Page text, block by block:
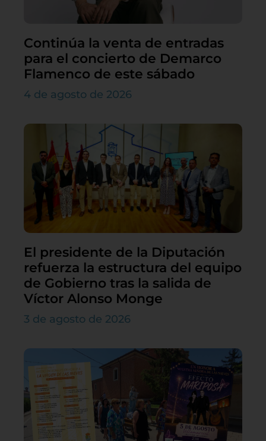
Continúa la venta de entradas
para el concierto de Demarco
Flamenco de este sábado
4 de agosto de 2026
El presidente de la Diputación
refuerza la estructura del equipo
de Gobierno tras la salida de
Víctor Alonso Monge
3 de agosto de 2026